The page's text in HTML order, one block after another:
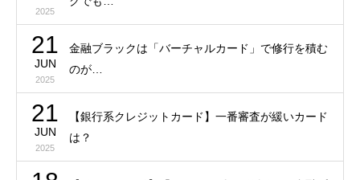
2025
21
JUN
2025
金融ブラックは「バーチャルカード」で修行を積む
のが…
21
JUN
2025
【銀行系クレジットカード】一番審査が緩いカード
は？